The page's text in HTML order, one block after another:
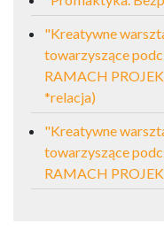
"Kreatywne
towarzyszące
RAMACH
*relacja)
"Kreatywne
towarzyszące
RAMACH